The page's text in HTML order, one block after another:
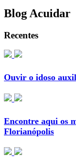
Blog Acuidar
Recentes
Ouvir o idoso
Encontre aqui os
Florianópolis